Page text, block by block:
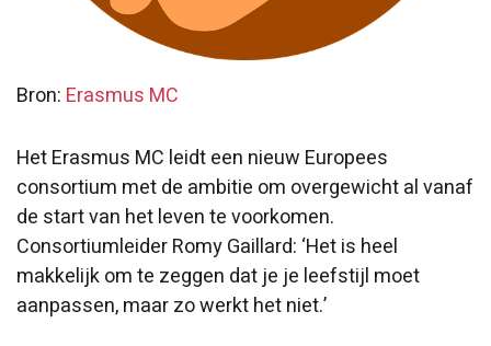
Bron: Erasmus MC
Het Erasmus MC leidt een nieuw Europees
consortium met de ambitie om overgewicht al vanaf
de start van het leven te voorkomen.
Consortiumleider Romy Gaillard: ‘Het is heel
makkelijk om te zeggen dat je je leefstijl moet
aanpassen, maar zo werkt het niet.’